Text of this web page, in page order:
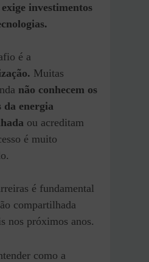
investimentos
é a
Muitas
não conhecem os
da energia
ou acreditam
é muito
é fundamental
compartilhada
nos próximos anos.
como a